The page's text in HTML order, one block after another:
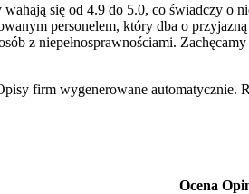
się od 4.9 do 5.0, co świadczy o
personelem, który dba o przyjazną
z niepełnosprawnościami.
firm wygenerowane automatycznie.
Ocena